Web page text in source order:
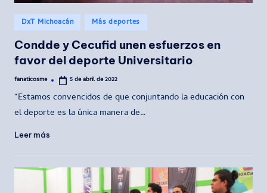
Publicado
en
DxT Michoacán Más deportes
Condde y Cecufid unen esfuerzos en
favor del deporte Universitario
Publicado
fanaticosme 5 de abril de 2022
“Estamos convencidos de que conjuntando la educación con
el deporte es la única manera de…
Leer más